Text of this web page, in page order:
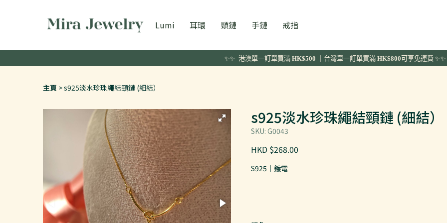
Lumi 耳環 頸鏈 手鏈 戒指
✨✨ 港澳單一訂單買滿 HK$500 ｜台灣單一訂單買滿 HK$800 可享免運費 ✨✨
主頁 s925淡水珍珠繩結頸鏈 (細結）
s925淡水珍珠繩結頸鏈 (細結）
SKU: G0043
HKD $268.00
S925｜鍍電